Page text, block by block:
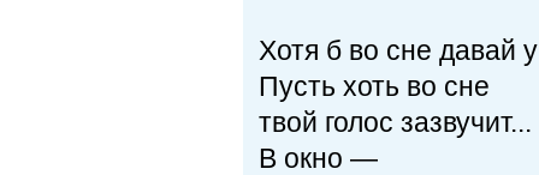
Хотя б во сне давай
Пусть хоть во сне
твой голос зазвучит...
В окно —